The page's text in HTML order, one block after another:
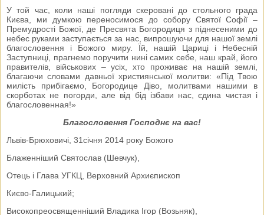
У той час, коли наші погляди скеровані до стольного града
Києва, ми думкою переносимося до собору Святої Софії –
Премудрості Божої, де Пресвята Богородиця з піднесеними до
небес руками заступається за нас, випрошуючи для нашої землі
благословення і Божого миру. Їй, нашій Цариці і Небесній
Заступниці, прагнемо поручити нині самих себе, наш край, його
правителів, військових – усіх, хто проживає на нашій землі,
благаючи словами давньої християнської молитви: «Під Твою
милість прибігаємо, Богородице Діво, молитвами нашими в
скорботах не погорди, але від бід ізбави нас, єдина чистая і
благословенная!»
Благословення Господнє на вас!
Львів-Брюховичі, 31січня 2014 року Божого
Блаженніший Святослав (Шевчук),
Отець і Глава УГКЦ, Верховний Архиєпископ
Києво-Галицький;
Високопреосвященніший Владика Ігор (Возьняк),